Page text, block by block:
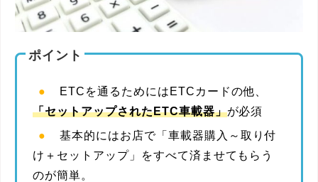
ポイント
ETCを通るためにはETCカードの他、
「セットアップされたETC車載器」が必須
基本的にはお店で「車載器購入～取り付
け＋セットアップ」をすべて済ませてもらう
のが簡単。